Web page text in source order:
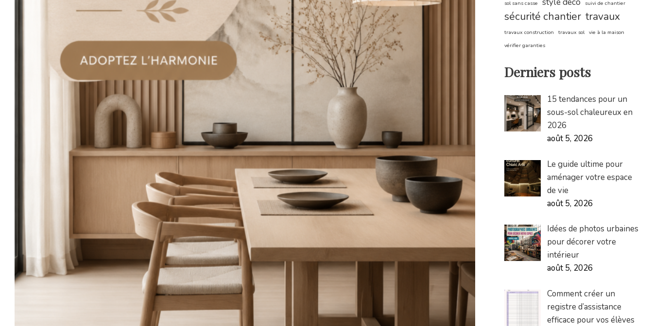
sol sans casse style déco suivi de chantier
sécurité chantier travaux
travaux construction travaux sol vie à la maison
vérifier garanties
Derniers posts
15 tendances pour un
sous-sol chaleureux en
2026
août 5, 2026
Le guide ultime pour
aménager votre espace
de vie
août 5, 2026
Idées de photos urbaines
pour décorer votre
intérieur
août 5, 2026
Comment créer un
registre d’assistance
efficace pour vos élèves